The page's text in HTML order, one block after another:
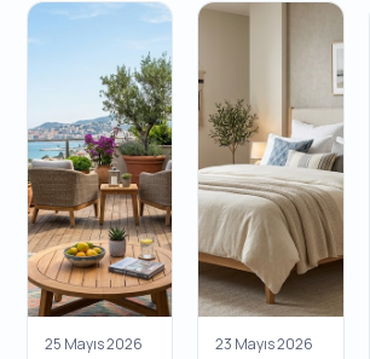
25 Mayıs 2026 23 Mayıs 2026